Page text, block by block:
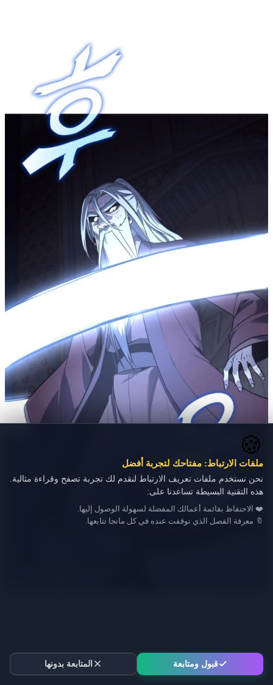
🍪
ملفات الارتباط: مفتاحك لتجربة أفضل
نحن نستخدم ملفات تعريف الارتباط لنقدم لك تجربة تصفح وقراءة مثالية.
هذه التقنية البسيطة تساعدنا على:
❤️ الاحتفاظ بقائمة أعمالك المفضلة لسهولة الوصول إليها.
🔖 معرفة الفصل الذي توقفت عنده في كل مانجا تتابعها.
قبول ومتابعة المتابعة بدونها